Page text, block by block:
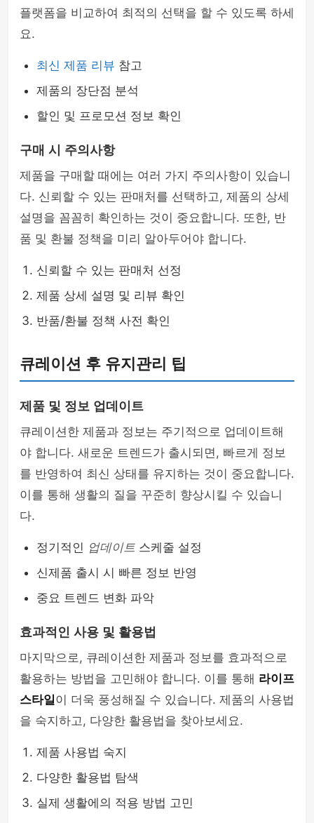
플랫폼을 비교하여 최적의 선택을 할 수 있도록 하세
요.
최신 제품 리뷰 참고
제품의 장단점 분석
할인 및 프로모션 정보 확인
구매 시 주의사항
제품을 구매할 때에는 여러 가지 주의사항이 있습니
다. 신뢰할 수 있는 판매처를 선택하고, 제품의 상세
설명을 꼼꼼히 확인하는 것이 중요합니다. 또한, 반
품 및 환불 정책을 미리 알아두어야 합니다.
신뢰할 수 있는 판매처 선정
제품 상세 설명 및 리뷰 확인
반품/환불 정책 사전 확인
큐레이션 후 유지관리 팁
제품 및 정보 업데이트
큐레이션한 제품과 정보는 주기적으로 업데이트해
야 합니다. 새로운 트렌드가 출시되면, 빠르게 정보
를 반영하여 최신 상태를 유지하는 것이 중요합니다.
이를 통해 생활의 질을 꾸준히 향상시킬 수 있습니
다.
정기적인 업데이트 스케줄 설정
신제품 출시 시 빠른 정보 반영
중요 트렌드 변화 파악
효과적인 사용 및 활용법
마지막으로, 큐레이션한 제품과 정보를 효과적으로
활용하는 방법을 고민해야 합니다. 이를 통해 라이프
스타일이 더욱 풍성해질 수 있습니다. 제품의 사용법
을 숙지하고, 다양한 활용법을 찾아보세요.
제품 사용법 숙지
다양한 활용법 탐색
실제 생활에의 적용 방법 고민